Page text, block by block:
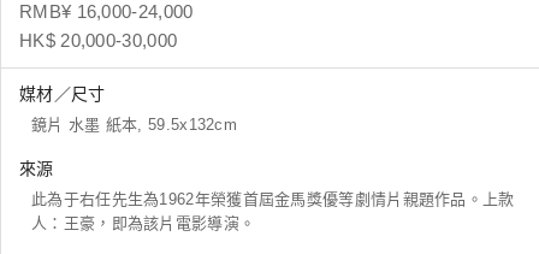
RMB¥ 16,000-24,000
HK$ 20,000-30,000
媒材／尺寸
鏡片 水墨 紙本, 59.5x132cm
來源
此為于右任先生為1962年榮獲首屆金馬獎優等劇情片親題作品。上款
人：王豪，即為該片電影導演。